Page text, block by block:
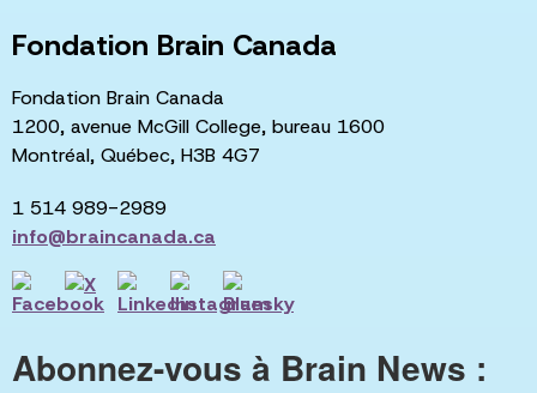
Fondation Brain Canada
Fondation Brain Canada
1200, avenue McGill College, bureau 1600
Montréal, Québec, H3B 4G7
1 514 989-2989
info@braincanada.ca
Abonnez-vous à Brain News :